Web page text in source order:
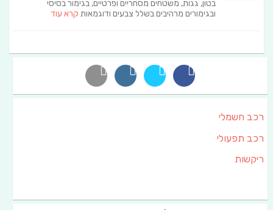
בטון, גגות, משטחים מסחריים ופרטיים, בגימור בסיסי
ובגימורים מרהיבים בשלל צבעים ודוגמאות קרא עוד
רכב חשמלי
רכב תפעולי
ריקשות